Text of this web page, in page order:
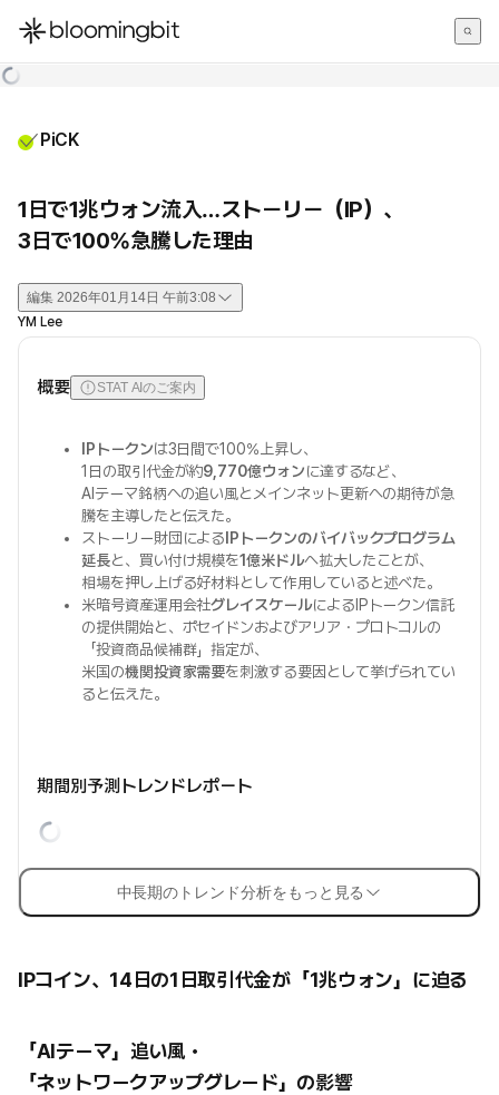
한국어
PiCK
1日で1兆ウォン流入…ストーリー（IP）、
3日で100%急騰した理由
編集 2026年01月14日 午前3:08
YM Lee
概要 STAT AIのご案内
IPトークンは3日間で100%上昇し、
1日の取引代金が約9,770億ウォンに達するなど、
AIテーマ銘柄への追い風とメインネット更新への期待が急
騰を主導したと伝えた。
ストーリー財団による IPトークンのバイバックプログラム
延長と、買い付け規模を1億米ドルへ拡大したことが、
相場を押し上げる好材料として作用していると述べた。
米暗号資産運用会社グレイスケールによるIPトークン信託
の提供開始と、ポセイドンおよびアリア・プロトコルの
「投資商品候補群」指定が、
米国の機関投資家需要を刺激する要因として挙げられてい
ると伝えた。
期間別予測トレンドレポート
中長期のトレンド分析をもっと見る
IPコイン、14日の1日取引代金が「1兆ウォン」に迫る
「AIテーマ」追い風・
「ネットワークアップグレード」の影響